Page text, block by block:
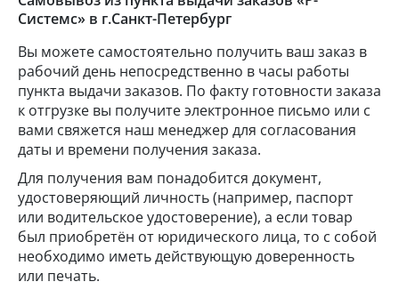
Системс» в г.Санкт-Петербург
Вы можете самостоятельно получить ваш заказ в
рабочий день непосредственно в часы работы
пункта выдачи заказов. По факту готовности заказа
к отгрузке вы получите электронное письмо или с
вами свяжется наш менеджер для согласования
даты и времени получения заказа.
Для получения вам понадобится документ,
удостоверяющий личность (например, паспорт
или водительское удостоверение), а если товар
был приобретён от юридического лица, то с собой
необходимо иметь действующую доверенность
или печать.